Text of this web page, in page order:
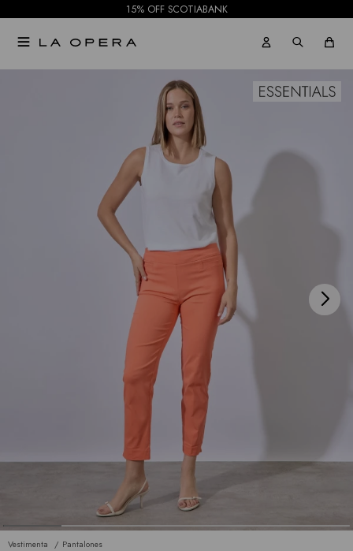
15% OFF SCOTIABANK

Vestimenta Pantalones
NOTIFICARME